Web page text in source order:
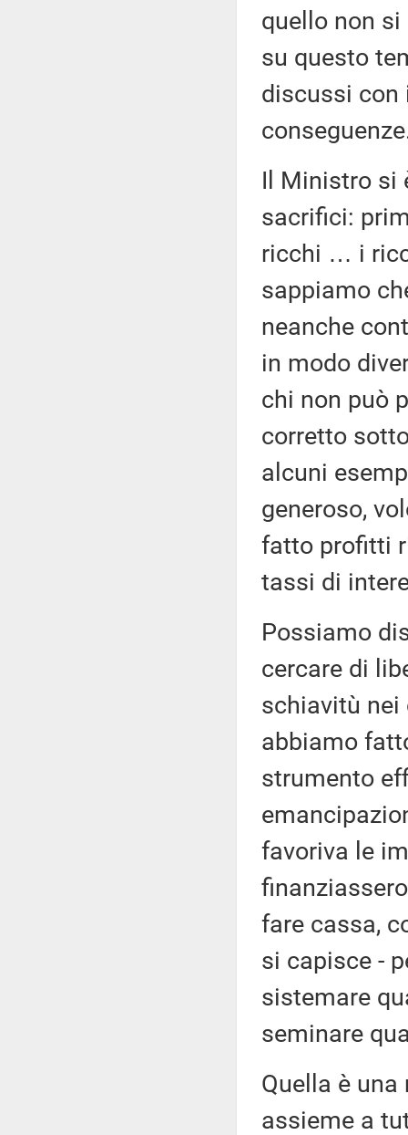
quello non
su questo
discussi con
Il Ministro si
sacrifici:
ricchi … i
sappiamo
neanche
in modo
chi non può
corretto
alcuni
generoso,
fatto profitti
tassi di
Possiamo
cercare di
schiavitù nei
abbiamo
strumento
favoriva le
fare cassa,
si capisce -
sistemare
seminare
Quella è
assieme a